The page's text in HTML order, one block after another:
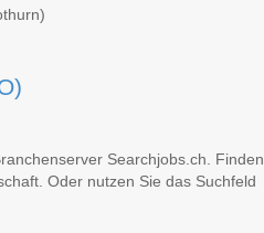
Searchjobs.ch. Finden
Oder nutzen Sie das Suchfeld